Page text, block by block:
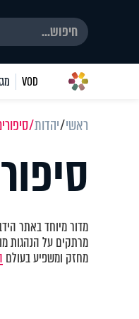
VOD
ראשי יהדות
מדור מיוחד באתר
מרתקים על הנהגות
מחזק ומשפיע בעולם